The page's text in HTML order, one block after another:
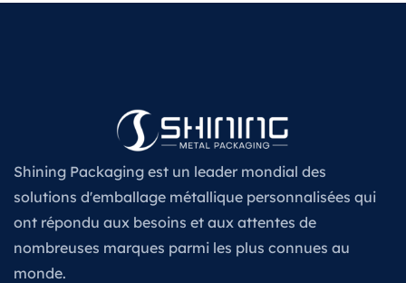
Shining Packaging est un leader mondial des
solutions d'emballage métallique personnalisées qui
ont répondu aux besoins et aux attentes de
nombreuses marques parmi les plus connues au
monde.